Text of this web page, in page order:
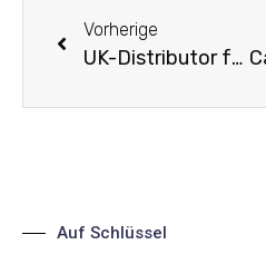
Vorherige
UK-Distributor für TWC
Auf Schlüssel